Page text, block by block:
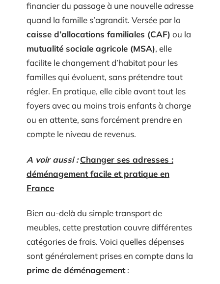
financier du passage à une nouvelle adresse
quand la famille s’agrandit. Versée par la
caisse d’allocations familiales (CAF) ou la
mutualité sociale agricole (MSA), elle
facilite le changement d’habitat pour les
familles qui évoluent, sans prétendre tout
régler. En pratique, elle cible avant tout les
foyers avec au moins trois enfants à charge
ou en attente, sans forcément prendre en
compte le niveau de revenus.
A voir aussi : Changer ses adresses :
déménagement facile et pratique en
France
Bien au-delà du simple transport de
meubles, cette prestation couvre différentes
catégories de frais. Voici quelles dépenses
sont généralement prises en compte dans la
prime de déménagement: